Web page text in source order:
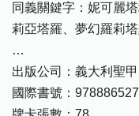
同義關鍵字：妮可麗
莉亞塔羅、夢幻羅莉
…
出版公司：義大利聖
國際書號：